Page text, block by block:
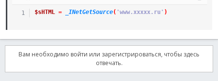
$sHTML = _INetGetSource( 'www.ххххх.ru' )
Вам необходимо войти или зарегистрироваться, чтобы здесь
отвечать.